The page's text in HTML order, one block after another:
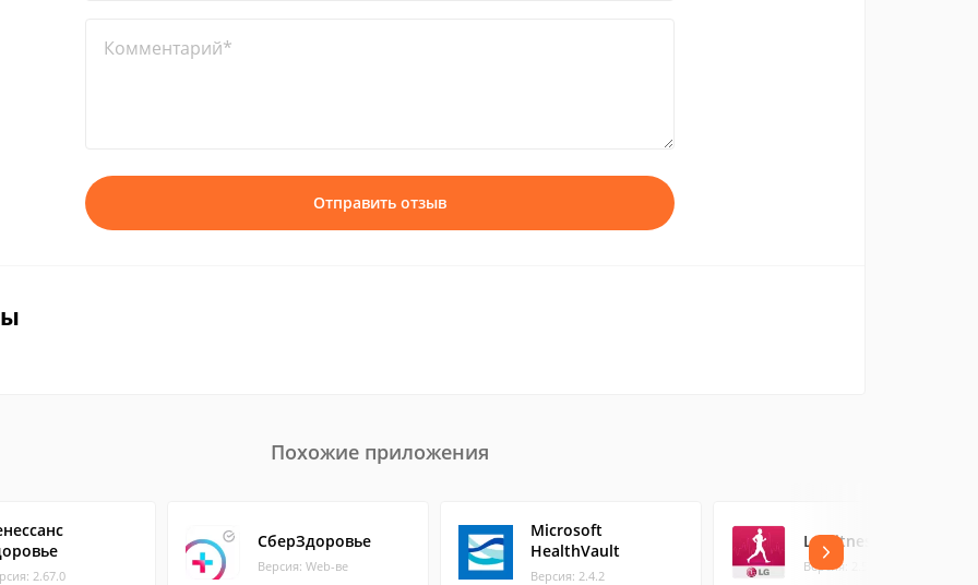
Комментарий*
Отправить отзыв
Похожие приложения
2.67.0
СберЗдоровье
Версия: Web-ве
Microsoft
HealthVault
Версия: 2.4.2
LG Fitness
Версия: 2.5.26